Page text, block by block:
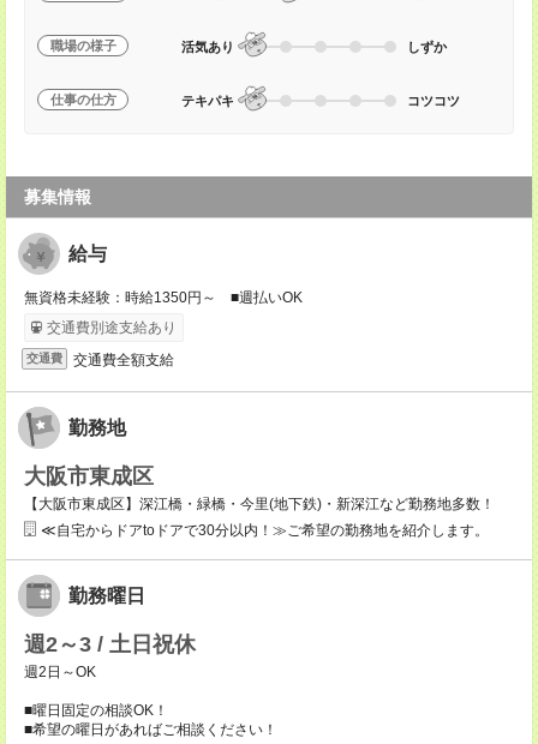
職場の様子 活気あり しずか
仕事の仕方 テキパキ コツコツ
募集情報
給与
無資格未経験：時給1350円～ ■週払いOK
交通費別途支給あり
交通費 交通費全額支給
勤務地
大阪市東成区
【大阪市東成区】深江橋・緑橋・今里(地下鉄)・新深江など勤務地多数！
≪自宅からドアtoドアで30分以内！≫ご希望の勤務地を紹介します。
勤務曜日
週2～3 / 土日祝休
週2日～OK
■曜日固定の相談OK！
■希望の曜日があればご相談ください！